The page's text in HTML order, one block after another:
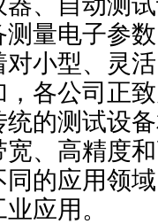
量电子参
小型、灵
各公司正
的测试设
、高精度
的应用领
应用。